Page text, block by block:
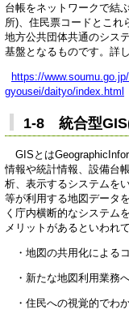
台帳をネットワークで結
所)、住民票コードとこれ
地方公共団体共通のシス
基盤となるものです。詳
https://
gyousei/daityo/index.html
1-8 統合型
GISとは
情報や統計情報、設備台
析、表示するシステムを
等が利用する地図データ
く庁内横断的なシステム
メリットがあるといわれ
・地図の共用化による
・新たな地図利用業務
・住民への視覚的でわ